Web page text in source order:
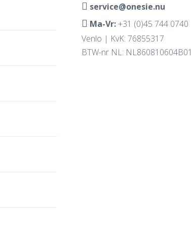
service@onesie.nu
Ma-Vr:+31 (0)45 744 0740
Venlo | KvK: 76855317
BTW-nr NL: NL860810604B01